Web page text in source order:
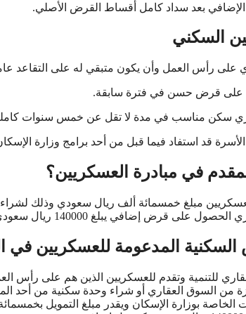
بعد سداد كامل أقساط القرض الأصلي.
السكني
رأس العمل وأن يكون متبقي له على التقاعد
على قرض حسن في فترة سابقة.
سكن مناسب في مدة لا تقل عن خمس سنوات
الأسرة قد استفاد فيما قبل من أحد برامج وزارة
في مبادرة العسكريين؟
مبلغ خمسمائة ألف ريال سعودي وذلك
ريال سعودي بعد سداد كامل الأقساط الخاصة بالقرض الإضافي.
المدعومة للعسكريين في
للتنمية وتقدم للعسكريين الذين هم على رأس
من السوق العقاري أو شراء وحدة سكنية من أحد